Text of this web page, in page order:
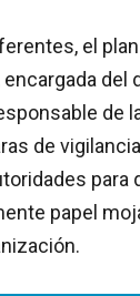
el
del
de
de
para
papel